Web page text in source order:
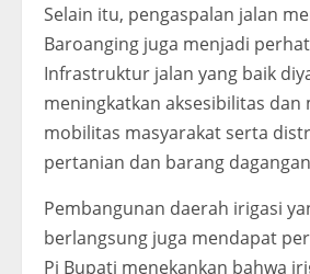
Selain itu, pengaspalan jalan
Baroanging juga menjadi
Infrastruktur jalan yang baik
meningkatkan aksesibilitas
mobilitas masyarakat serta
pertanian dan barang
Pembangunan daerah irigasi
berlangsung juga mendapat
Pj Bupati menekankan bahwa